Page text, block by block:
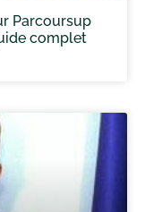
Parcoursup
complet